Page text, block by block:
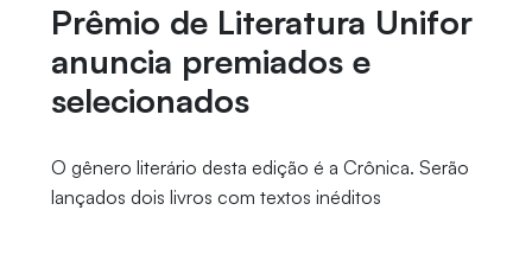
Prêmio de Literatura Unifor
anuncia premiados e
selecionados
O gênero literário desta edição é a Crônica. Serão
lançados dois livros com textos inéditos